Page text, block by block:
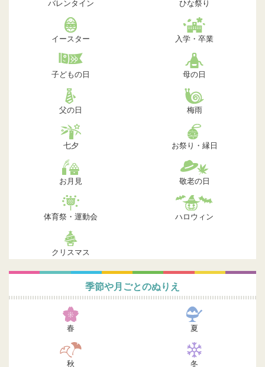
バレンタイン ひな祭り
イースター 入学・卒業
子どもの日 母の日
父の日 梅雨
七夕 お祭り・縁日
お月見 敬老の日
体育祭・運動会 ハロウィン
クリスマス
季節や月ごとのぬりえ
春 夏
秋 冬